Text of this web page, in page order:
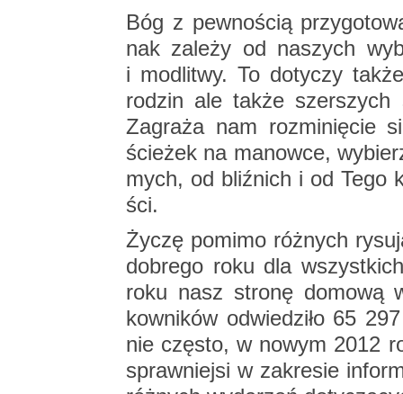
Bóg z pew­no­ścią
nak za­le­ży od na­szych
i mo­dli­twy. To do­ty­czy
ro­dzin ale także szer­szych
Za­gra­ża nam roz­mi­nię­cie
ście­żek na ma­now­ce,
mych, od bliź­nich i od
ści.
Życzę po­mi­mo róż­nych
do­bre­go roku dla
roku nasz stro­nę do­mo­wą
kow­ni­ków od­wie­dzi­ło 65
nie czę­sto, w nowym 2012
spraw­niej­si w za­kre­sie